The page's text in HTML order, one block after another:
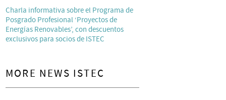
Charla informativa sobre el Programa de
Posgrado Profesional ‘Proyectos de
Energías Renovables’, con descuentos
exclusivos para socios de ISTEC
MORE NEWS ISTEC